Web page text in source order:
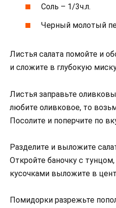
Соль – 1/3ч.л.
Черный молотый
Листья салата помойте и
и сложите в глубокую
Листья заправьте
любите оливковое, то
Посолите и поперчите по
Разделите и выложите
Откройте баночку с
кусочками выложите в
Помидорки разрежьте